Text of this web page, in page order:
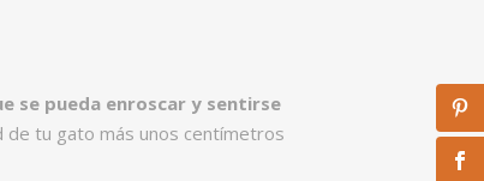
se pueda enroscar y sentirse
tu gato más unos centímetros